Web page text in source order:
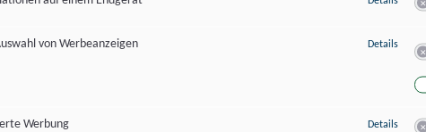
von Werbeanzeigen
Details zu
Werbung
Details zu